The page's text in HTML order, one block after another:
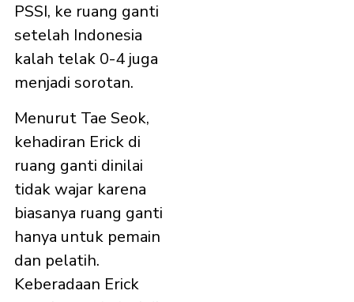
PSSI, ke ruang ganti
setelah Indonesia
kalah telak 0-4 juga
menjadi sorotan.
Menurut Tae Seok,
kehadiran Erick di
ruang ganti dinilai
tidak wajar karena
biasanya ruang ganti
hanya untuk pemain
dan pelatih.
Keberadaan Erick